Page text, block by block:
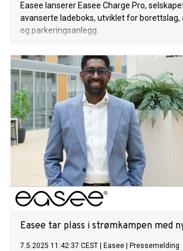
Easee lanserer Easee Charge Pro,
avanserte ladeboks, utviklet for borettslag,
og parkeringsanlegg.
Easee tar plass i strømkampen med
7.5.2025 11:42:37 CEST Easee Pressemelding